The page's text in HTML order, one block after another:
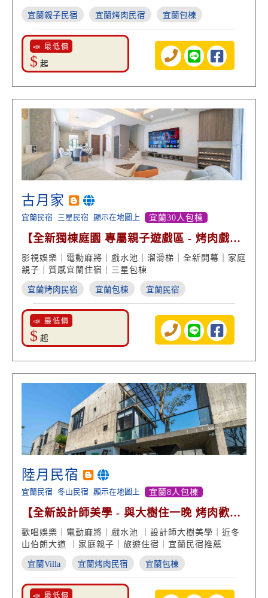
宜蘭親子民宿 宜蘭烤肉民宿 宜蘭包棟
📣 最低價
$ 起
古月家
宜蘭民宿 三星民宿 顯示在地圖上 宜蘭30人包棟
【全新獨棟庭園 專屬親子遊戲區 - 烤肉戲水
包棟】
影視娛樂｜電動麻將｜戲水池｜溜滑梯｜全新開幕｜家庭
親子｜質感宜蘭住宿｜三星包棟
宜蘭烤肉民宿 宜蘭包棟 宜蘭民宿
📣 最低價
$ 起
陸月民宿
宜蘭民宿 冬山民宿 顯示在地圖上 宜蘭8人包棟
【全新設計師美學 - 與大樹住一晚 烤肉歡唱
田園美景】
歡唱娛樂｜電動麻將｜戲水池 ｜設計師大樹美學｜近冬
山伯朗大道 ｜家庭親子｜旅遊住宿｜宜蘭民宿推薦
宜蘭Villa 宜蘭烤肉民宿 宜蘭包棟
📣 最低價